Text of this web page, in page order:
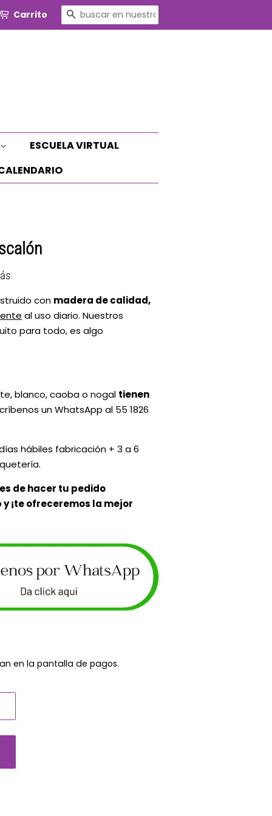
Carrito BUSCAR
ESCUELA VIRTUAL
con madera de calidad,
al uso diario. Nuestros
para todo, es algo
blanco, caoba o nogal tienen
un WhatsApp al 55 1826
hábiles fabricación + 3 a 6
de hacer tu pedido
¡te ofreceremos la mejor
en la pantalla de pagos.